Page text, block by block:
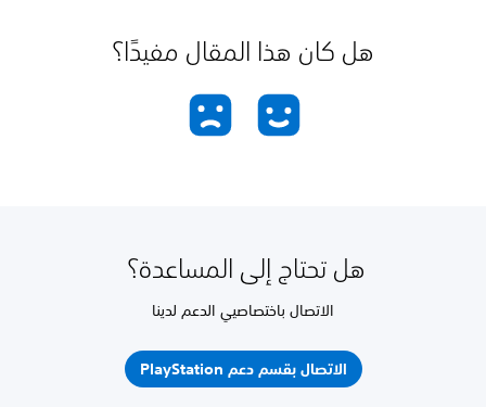
هل كان هذا المقال مفيدًا؟
هل تحتاج إلى المساعدة؟
الاتصال باختصاصيي الدعم لدينا
الاتصال بقسم دعم PlayStation